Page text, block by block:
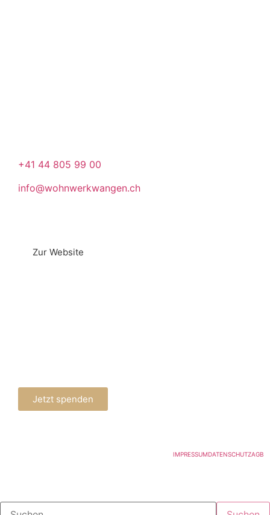
+41 44 805 99 00
info@wohnwerkwangen.ch
Zur Website
Jetzt spenden
IMPRESSUMDATENSCHUTZAGB